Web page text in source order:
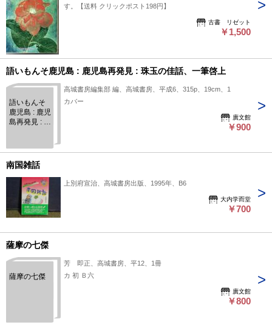
す。【送料 クリックポスト198円】
古書 リゼット
￥1,500
語いもんそ鹿児島 : 鹿児島再発見 : 珠玉の佳話、一筆啓上
語いもんそ
鹿児島 : 鹿児
島再発見 : 珠
高城書房編集部 編、高城書房、平成6、315p、19cm、1
カバー
廣文館
￥900
南国雑話
上別府宣治、高城書房出版、1995年、B6
大内学而堂
￥700
薩摩の七傑
薩摩の七傑
芳 即正、高城書房、平12、1冊
カ 初 Ｂ六
廣文館
￥800